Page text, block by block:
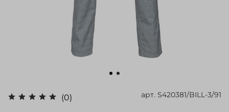
(0) арт. S420381/BILL-3/91